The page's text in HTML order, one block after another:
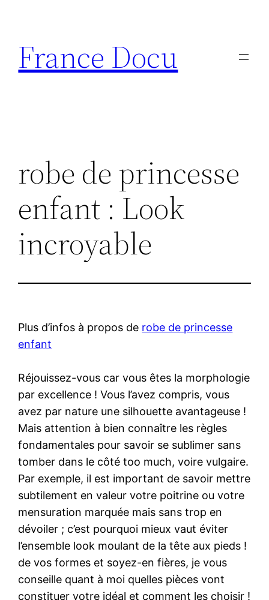
contenu
France Docu
robe de princesse
enfant : Look
incroyable
Plus d’infos à propos de robe de princesse
enfant
Réjouissez-vous car vous êtes la morphologie
par excellence ! Vous l’avez compris, vous
avez par nature une silhouette avantageuse !
Mais attention à bien connaître les règles
fondamentales pour savoir se sublimer sans
tomber dans le côté too much, voire vulgaire.
Par exemple, il est important de savoir mettre
subtilement en valeur votre poitrine ou votre
mensuration marquée mais sans trop en
dévoiler ; c’est pourquoi mieux vaut éviter
l’ensemble look moulant de la tête aux pieds !
de vos formes et soyez-en fières, je vous
conseille quant à moi quelles pièces vont
constituer votre idéal et comment les choisir !